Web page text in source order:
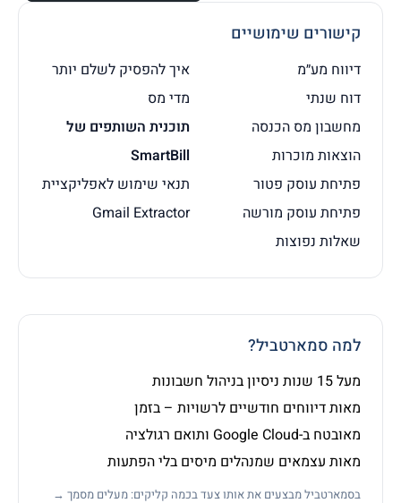
קישורים שימושיים
דיווח מע״מ
דוח שנתי
מחשבון מס הכנסה
הוצאות מוכרות
פתיחת עוסק פטור
פתיחת עוסק מורשה
שאלות נפוצות
איך להפסיק לשלם יותר
מדי מס
תוכנית השותפים של
SmartBill
תנאי שימוש לאפליקציית
Gmail Extractor
למה סמארטביל?
מעל 15 שנות ניסיון בניהול חשבונות
מאות דיווחים חודשיים לרשויות – בזמן
מאובטח ב-Google Cloud ותואם רגולציה
מאות עצמאים שמנהלים מיסים בלי הפתעות
בסמארטביל מבצעים את אותו צעד בכמה קליקים: מעלים מסמך →